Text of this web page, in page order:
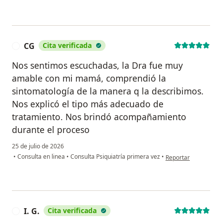
CG Cita verificada
Nos sentimos escuchadas, la Dra fue muy
amable con mi mamá, comprendió la
sintomatología de la manera q la describimos.
Nos explicó el tipo más adecuado de
tratamiento. Nos brindó acompañamiento
durante el proceso
25 de julio de 2026
• Consulta en linea • Consulta Psiquiatría primera vez • en opinión del
Reportar
I. G. Cita verificada